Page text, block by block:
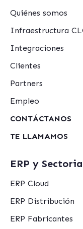
Quiénes somos
Infraestructura
Integraciones
Clientes
Partners
Empleo
CONTÁCTANOS
TE LLAMAMOS
ERP y
ERP Cloud
ERP Distribución
ERP Fabricantes